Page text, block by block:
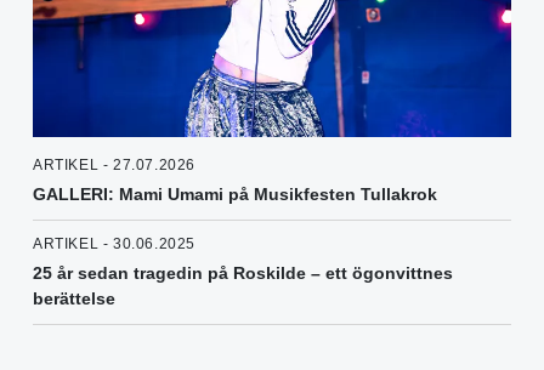
ARTIKEL - 27.07.2026
GALLERI: Mami Umami på Musikfesten Tullakrok
ARTIKEL - 30.06.2025
25 år sedan tragedin på Roskilde – ett ögonvittnes
berättelse